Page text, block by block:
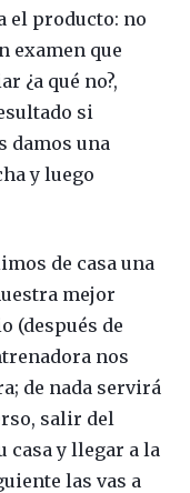
el producto: no
examen que
¿a qué no?,
si
damos una
y luego
de casa una
mejor
(después de
nos
de nada servirá
salir del
casa y llegar a la
las vas a